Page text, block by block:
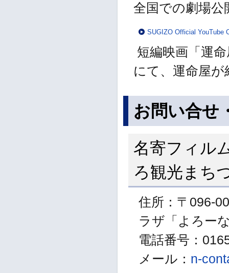
全国での劇場公
SUGIZO Official YouTube
短編映画「運
にて、運命屋
お問い合せ
名寄フィル
ろ観光まち
住所：〒096-
ラザ「よろー
電話番号：
メール： n-